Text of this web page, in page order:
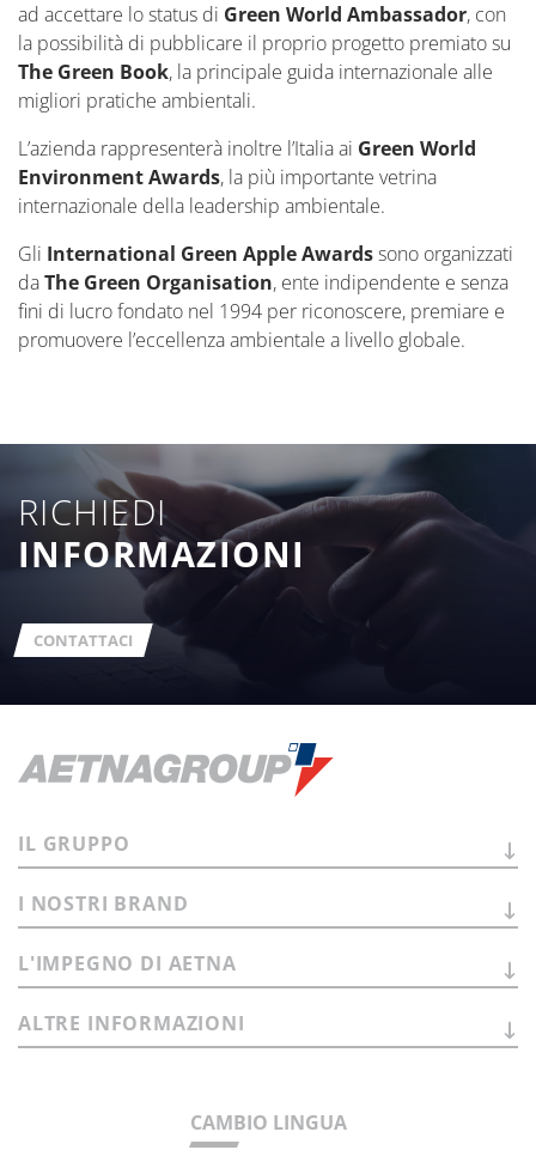
ad accettare lo status di Green World Ambassador, con
la possibilità di pubblicare il proprio progetto premiato su
The Green Book, la principale guida internazionale alle
migliori pratiche ambientali.
L’azienda rappresenterà inoltre l’Italia ai Green World
Environment Awards, la più importante vetrina
internazionale della leadership ambientale.
Gli International Green Apple Awardssono organizzati
daThe Green Organisation, ente indipendente e senza
fini di lucro fondato nel 1994 per riconoscere, premiare e
promuovere l’eccellenza ambientale a livello globale.
RICHIEDI
INFORMAZIONI
CONTATTACI
CAMBIO LINGUA
IL GRUPPO
I NOSTRI BRAND
L'IMPEGNO DI AETNA
ALTRE INFORMAZIONI